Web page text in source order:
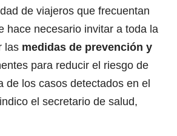
de viajeros que frecuentan
hace necesario invitar a toda la
las medidas de prevención y
para reducir el riesgo de
de los casos detectados en el
el secretario de salud,